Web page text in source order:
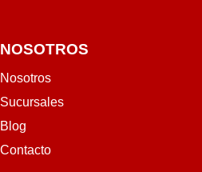
NOSOTROS
Nosotros
Sucursales
Blog
Contacto